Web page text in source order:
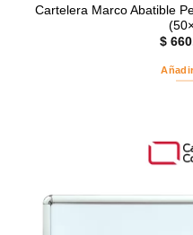
Cartelera Marco Abatible
$